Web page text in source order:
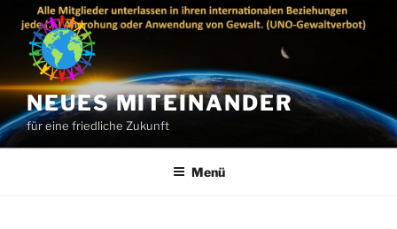
Inhalt
springen
NEUES MITEINANDER
für eine friedliche Zukunft
Menü